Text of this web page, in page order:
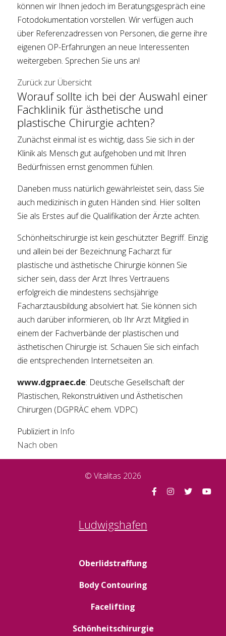
können wir Ihnen jedoch im Beratungsgespräch eine
Fotodokumentation vorstellen. Wir verfügen auch
über Referenzadressen von Personen, die gerne ihre
eigenen OP-Erfahrungen an neue Interessenten
weitergeben. Sprechen Sie uns an!
Zurück zur Übersicht
Worauf sollte ich bei der Auswahl einer
Fachklinik für ästhetische und
plastische Chirurgie achten?
Zunächst einmal ist es wichtig, dass Sie sich in der
Klinik als Mensch gut aufgehoben und mit Ihren
Bedürfnissen ernst genommen fühlen.
Daneben muss natürlich gewährleistet sein, dass Sie
auch medizinisch in guten Händen sind. Hier sollten
Sie als Erstes auf die Qualifikation der Ärzte achten.
Schönheitschirurgie ist kein geschützter Begriff. Einzig
und allein bei der Bezeichnung Facharzt für
plastische und ästhetische Chirurgie können Sie
sicher sein, dass der Arzt Ihres Vertrauens
erfolgreich die mindestens sechsjährige
Facharztausbildung absolviert hat. Sie können sich
auch darüber informieren, ob Ihr Arzt Mitglied in
einem der Fachverbände der plastischen und
ästhetischen Chirurgie ist. Schauen Sie sich einfach
die entsprechenden Internetseiten an.
www.dgpraec.de: Deutsche Gesellschaft der
Plastischen, Rekonstruktiven und Ästhetischen
Chirurgen (DGPRÄC ehem. VDPC)
Publiziert in Info
Nach oben
© Vitalitas 2026
Ludwigshafen
Oberlidstraffung
Body Contouring
Facelifting
Schönheitschirurgie